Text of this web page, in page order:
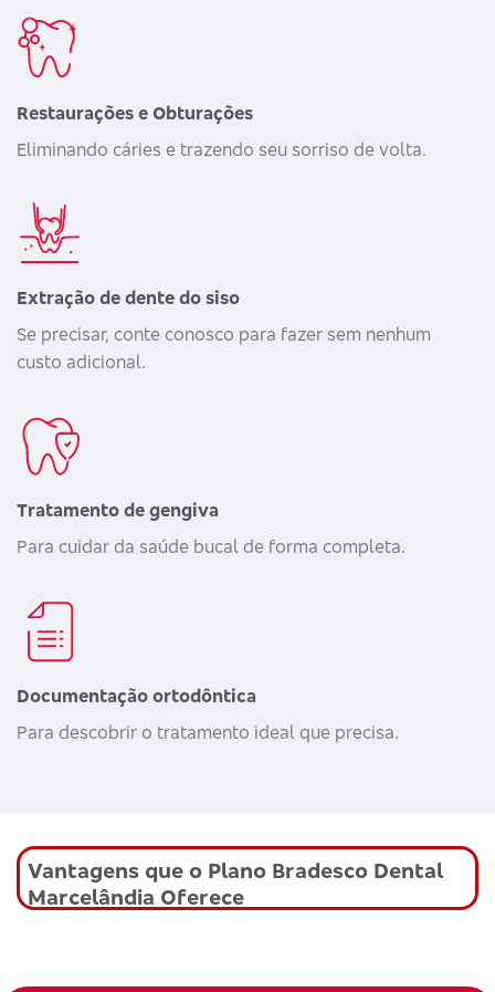
Restaurações e Obturações
Eliminando cáries e trazendo seu sorriso de volta.
Extração de dente do siso
Se precisar, conte conosco para fazer sem nenhum
custo adicional.
Tratamento de gengiva
Para cuidar da saúde bucal de forma completa.
Documentação ortodôntica
Para descobrir o tratamento ideal que precisa.
Vantagens que o Plano Bradesco Dental
Marcelândia Oferece